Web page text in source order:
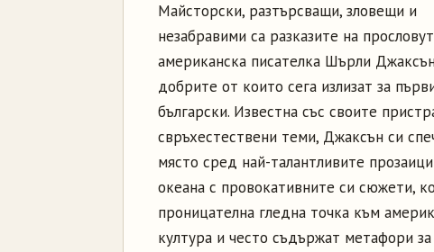
Майсторски, разтърсващи, зловещи и
незабравими са разказите на
американска писателка Шърли
добрите от които сега излизат за
български. Известна със своите
свръхестествени теми, Джаксън си
място сред най-талантливите
океана с провокативните си сюжети,
проницателна гледна точка към
култура и често съдържат метафори за